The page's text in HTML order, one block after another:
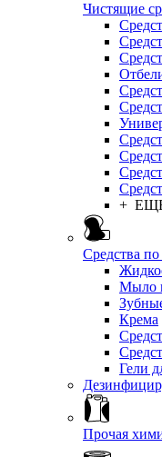
Чистящие
+
Средства по
Мыло
Крема
Гели
Прочая